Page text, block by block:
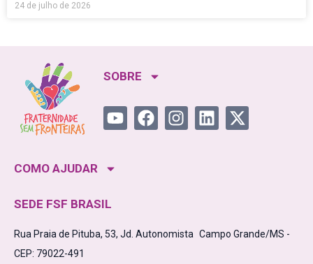
24 de julho de 2026
SOBRE
COMO AJUDAR
SEDE FSF BRASIL
Rua Praia de Pituba, 53, Jd. Autonomista Campo Grande/MS -
CEP: 79022-491